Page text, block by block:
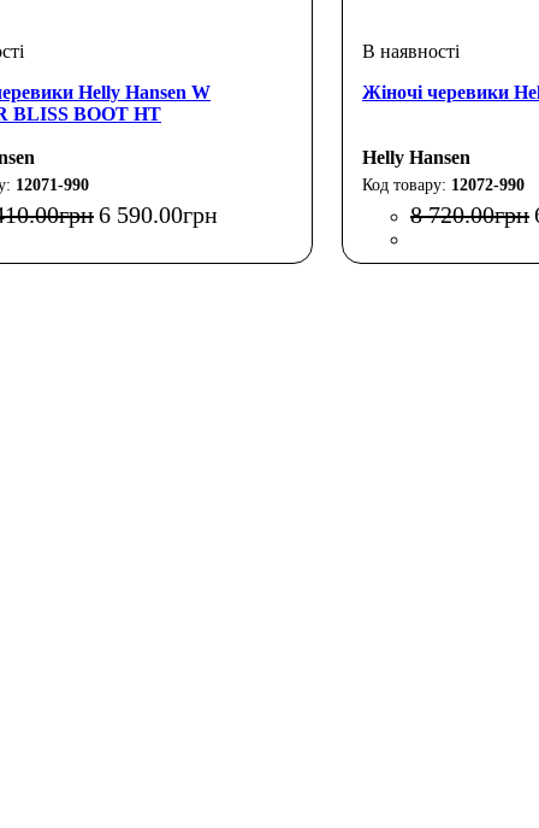
Helly Hansen W
BLISS BOOT HT
12071-990
.00грн6 590.00грн
Жіночі черевики
Helly Hansen
12072-990
8 720.00грн